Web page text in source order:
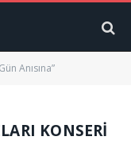
Anısına”
KONSERI